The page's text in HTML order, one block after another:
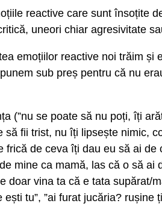
reactive care sunt însoțite
uneori chiar agresivitate
emoțiilor reactive noi trăim și
sub preș pentru că nu
(”nu se poate să nu poți, îți
să fii trist, nu îți lipsește nimic,
frică de ceva îți dau eu să ai
mine ca mamă, las că o să ai
doar vina ta că e tata supărat/
ești tu”, ”ai furat jucăria? rușine